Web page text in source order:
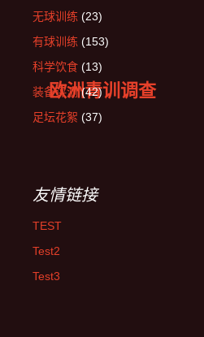
欧洲青训调查
无球训练 (23)
有球训练 (153)
科学饮食 (13)
装备评测(42)
足坛花絮 (37)
友情链接
TEST
Test2
Test3